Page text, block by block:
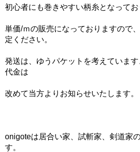
初心者にも巻きやすい柄糸となってお
単価/ｍの販売になっておりますので
定ください。
発送は、ゆうパケットを考えています
代金は
改めて当方よりお知らせいたします。
onigoteは居合い家、試斬家、剣道家
す。